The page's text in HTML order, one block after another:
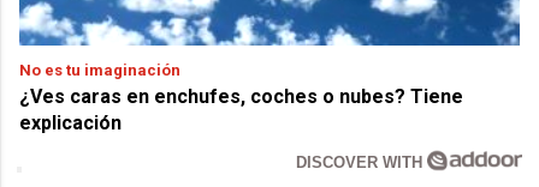
No es tu imaginación
¿Ves caras en enchufes, coches o nubes? Tiene
explicación
DISCOVER WITH